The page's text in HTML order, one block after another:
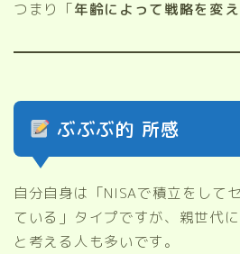
つまり「年齢によって戦略を変
ぶぶぶ的 所感
自分自身は「NISAで積立をして
ている」タイプですが、親世代
と考える人も多いです。